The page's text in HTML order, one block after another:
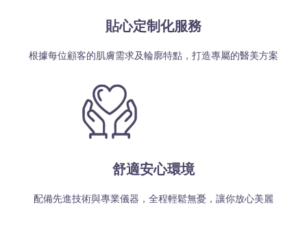
貼心定制化服務
根據每位顧客的肌膚需求及輪廓特點，打造專屬的醫美方案
舒適安心環境
配備先進技術與專業儀器，全程輕鬆無憂，讓你放心美麗